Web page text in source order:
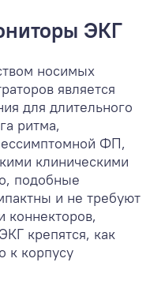
ЭКГ
носимых
является
для длительного
ритма,
ФП,
клиническими
подобные
и не требуют
коннекторов,
крепятся, как
к корпусу